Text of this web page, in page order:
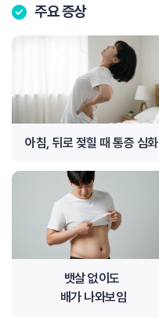
주요 증상
아침, 뒤로 젖힐 때 통증 심화
뱃살 없이도
배가 나와보임